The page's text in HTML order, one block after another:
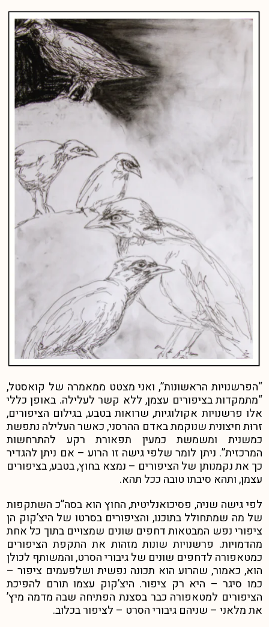
“הפרשנויות הראשונות”, ואני מצטט ממאמרה של קואסטל,
“מתמקדות בציפורים עצמן, ללא קשר לעלילה. באופן כללי
אלו פרשנויות אקולוגיות, שרואות בטבע, בגילום הציפורים,
זרוּת חיצונית שנוקמת באדם ההרסני, כאשר העלילה נתפשת
כמשנית ומשמשת כמעין תפאורת רקע להתרחשות
המרכזית”. ניתן לומר שלפי גישה זו הרוע – אם ניתן להגדיר
כך את נקמנותן של הציפורים – נמצא בחוץ, בטבע, בציפורים
עצמן, ותהא סיבתו טובה ככל תהא.
לפי גישה שניה, פסיכואנליטית, החוץ הוא בסה”כ השתקפות
של מה שמתחולל בתוכנו, והציפורים בסרטו של היצ’קוק הן
ציפורי נפש המבטאות דחפים שונים שמצויים בתוך כל אחת
מהדמויות. פרשנויות שונות מזהות את התקפת הציפורים
כמטאפורה לדחפים שונים של גיבורי הסרט, והמשותף לכולן
הוא, כאמור, שהרוע הוא תכונה נפשית ושלפעמים ציפור –
כמו סיגר – היא רק ציפור. היצ’קוק עצמו תורם להפיכת
הציפורים למטאפורה כבר בסצנת הפתיחה שבה מדמה מיץ’
את מלאני – שניהם גיבורי הסרט – לציפור בכלוב.